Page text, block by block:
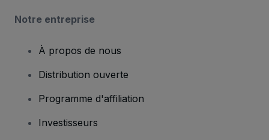
Notre entreprise
À propos de nous
Distribution ouverte
Programme d'affiliation
Investisseurs